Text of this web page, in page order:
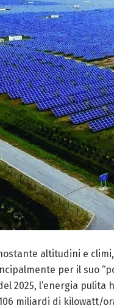
altitudini e
per il suo
2025, l’energia
miliardi di kilowatt/